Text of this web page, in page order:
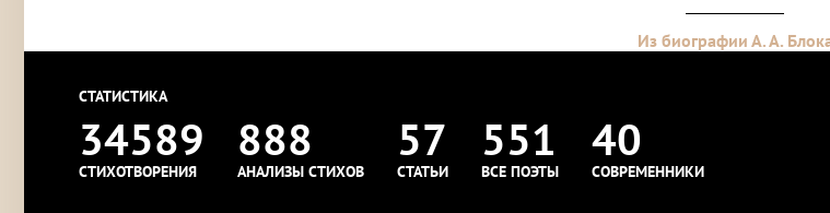
Из биографии А. А.
СТАТИСТИКА
34589
СТИХОТВОРЕНИЯ
888
АНАЛИЗЫ СТИХОВ
57
СТАТЬИ
551
ВСЕ ПОЭТЫ
40
СОВРЕМЕННИКИ